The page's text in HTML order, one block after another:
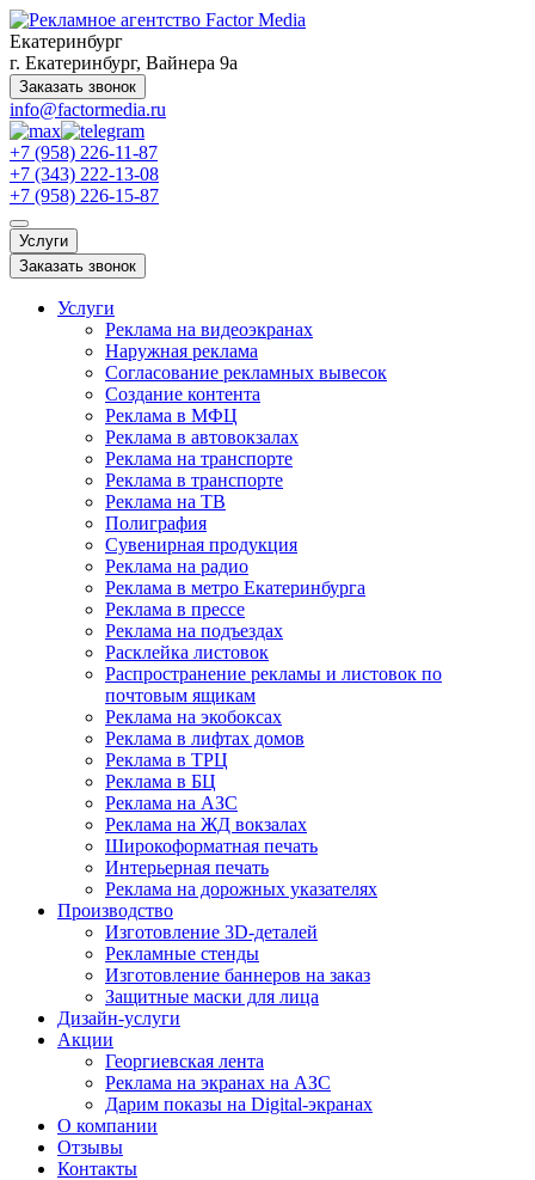
Екатеринбург
г. Екатеринбург, Вайнера 9а
Заказать звонок
info@factormedia.ru
+7 (958) 226-11-87
+7 (343) 222-13-08
+7 (958) 226-15-87
Услуги
Заказать звонок
Услуги
Реклама на видеоэкранах
Наружная реклама
Согласование рекламных вывесок
Создание контента
Реклама в МФЦ
Реклама в автовокзалах
Реклама на транспорте
Реклама в транспорте
Реклама на ТВ
Полиграфия
Сувенирная продукция
Реклама на радио
Реклама в метро Екатеринбурга
Реклама в прессе
Реклама на подъездах
Расклейка листовок
Распространение рекламы и листовок по
почтовым ящикам
Реклама на экобоксах
Реклама в лифтах домов
Реклама в ТРЦ
Реклама в БЦ
Реклама на АЗС
Реклама на ЖД вокзалах
Широкоформатная печать
Интерьерная печать
Реклама на дорожных указателях
Производство
Изготовление 3D-деталей
Рекламные стенды
Изготовление баннеров на заказ
Защитные маски для лица
Дизайн-услуги
Акции
Георгиевская лента
Реклама на экранах на АЗС
Дарим показы на Digital-экранах
О компании
Отзывы
Контакты